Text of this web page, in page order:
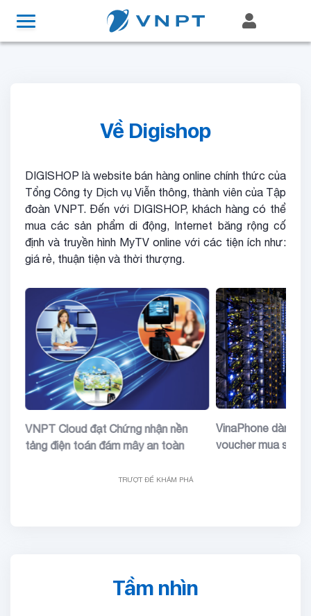
Về Digishop
DIGISHOP là website bán hàng online chính thức của
Tổng Công ty Dịch vụ Viễn thông, thành viên của Tập
đoàn VNPT. Đến với DIGISHOP, khách hàng có thể
mua các sản phẩm di động, Internet băng rộng cố
định và truyền hình MyTV online với các tiện ích như:
giá rẻ, thuận tiện và thời thượng.
VNPT Cloud đạt Chứng nhận nền
tảng điện toán đám mây an toàn
VinaPhone dành
voucher mua sắm
TRƯỢT ĐỂ KHÁM PHÁ
Tầm nhìn